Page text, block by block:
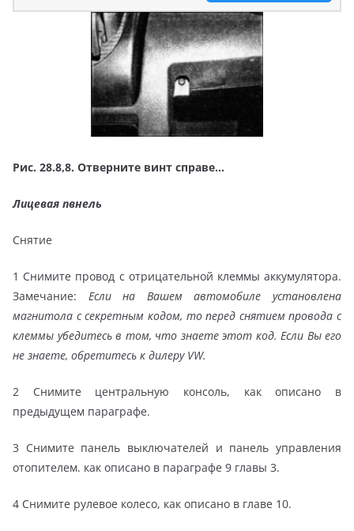
Рис. 28.8,8. Отверните винт справе…
Лицевая пвнель
Снятие
1 Снимите провод с отрицательной клеммы аккумулятора.
Замечание: Если на Вашем автомобиле установлена
магнитола с секретным кодом, то перед снятием провода с
клеммы убедитесь в том, что знаете этот код. Если Вы его
не знаете, обретитесь к дилеру VW.
2 Снимите центральную консоль, как описано в
предыдущем параграфе.
3 Снимите панель выключателей и панель управления
отопителем. как описано в параграфе 9 главы 3.
4 Снимите рулевое колесо, как описано в главе 10.